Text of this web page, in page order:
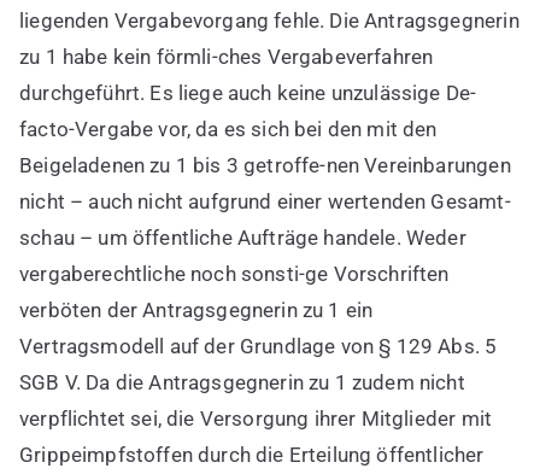
liegenden Vergabevorgang fehle. Die Antragsgegnerin
zu 1 habe kein förmli-ches Vergabeverfahren
durchgeführt. Es liege auch keine unzulässige De-
facto-Vergabe vor, da es sich bei den mit den
Beigeladenen zu 1 bis 3 getroffe-nen Vereinbarungen
nicht – auch nicht aufgrund einer wertenden Gesamt-
schau – um öffentliche Aufträge handele. Weder
vergaberechtliche noch sonsti-ge Vorschriften
verböten der Antragsgegnerin zu 1 ein
Vertragsmodell auf der Grundlage von § 129 Abs. 5
SGB V. Da die Antragsgegnerin zu 1 zudem nicht
verpflichtet sei, die Versorgung ihrer Mitglieder mit
Grippeimpfstoffen durch die Erteilung öffentlicher